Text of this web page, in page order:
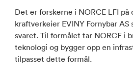
Det er forskerne i NORCE LFI på
kraftverkeier EVINY Fornybar
svaret. Til formålet tar NORCE i
teknologi og bygger opp en
tilpasset dette formål.